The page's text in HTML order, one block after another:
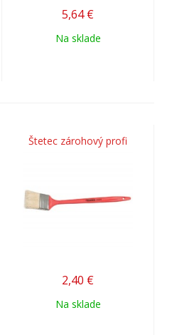
5,64 €
Na sklade
Štetec zárohový profi
2,40 €
Na sklade